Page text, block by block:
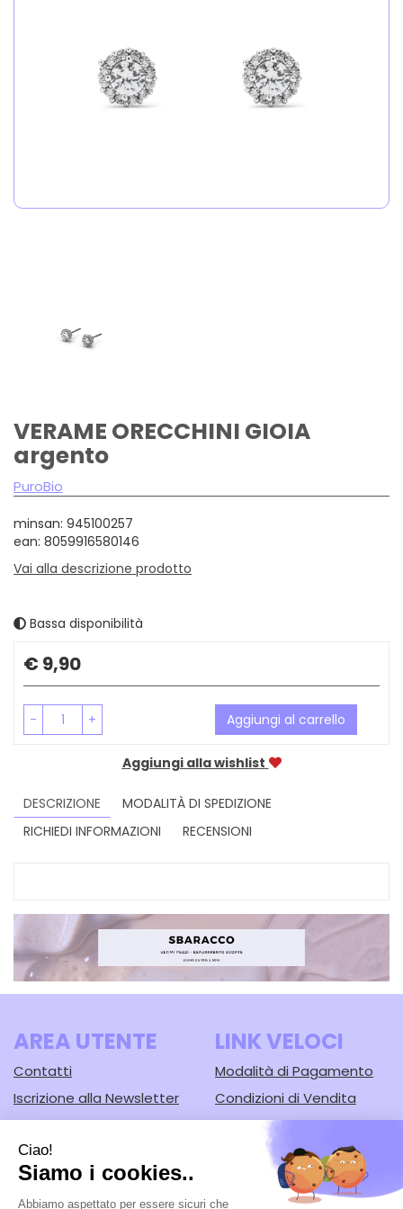
VERAME ORECCHINI GIOIA
argento
PuroBio
minsan: 945100257
ean: 8059916580146
Vai alla descrizione prodotto
Bassa disponibilità
Prezzo
€ 9,90
- + Aggiungi al carrello
Aggiungi alla wishlist
DESCRIZIONE
MODALITÀ DI SPEDIZIONE
RICHIEDI INFORMAZIONI
RECENSIONI
AREA UTENTE
Contatti
Iscrizione alla Newsletter
Informativa Privacy
Cookie Policy
LINK VELOCI
Modalità di Pagamento
Condizioni di Vendita
Modalità di Spedizione e